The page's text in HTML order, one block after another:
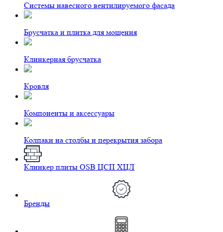
Системы навесного вентилируемого фасада
Брусчатка и плитка для мощения
Клинкерная брусчатка
Кровля
Компоненты и аксессуары
Колпаки на столбы и перекрытия забора
Клинкер плиты OSB ЦСП ХЦЛ
Бренды